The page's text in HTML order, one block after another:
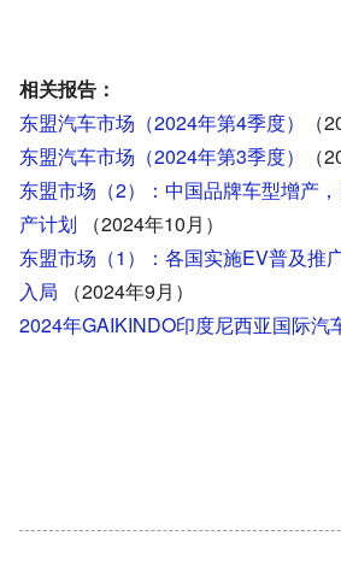
相关报告：
东盟汽车市场（2024年第4季度）
（
东盟汽车市场（2024年第3季度）
（
东盟市场（2）：中国品牌车型增产
产计划 （2024年10月）
东盟市场（1）：各国实施EV普及推
入局 （2024年9月）
2024年GAIKINDO印度尼西亚国际汽